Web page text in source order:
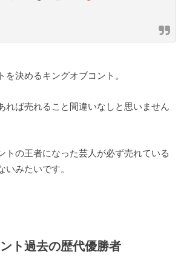
を決めるキングオブコント。
れば売れること間違いなしと思いません
トの王者になった芸人が必ず売れている
いみたいです。
ト過去の歴代優勝者